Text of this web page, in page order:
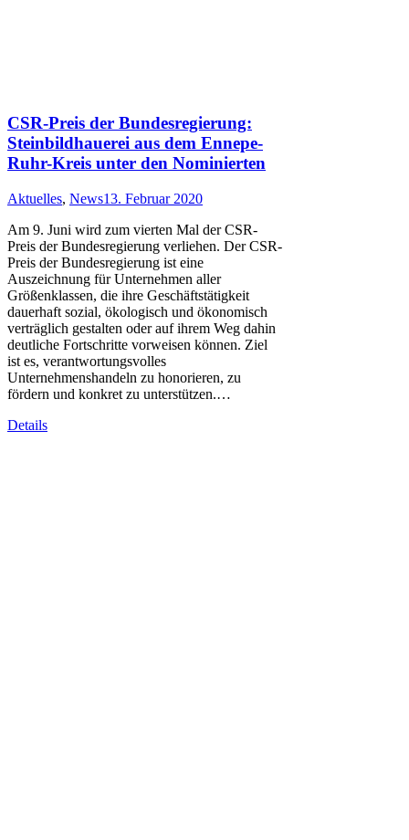
CSR-Preis der Bundesregierung:
Steinbildhauerei aus dem Ennepe-
Ruhr-Kreis unter den Nominierten
Aktuelles, News13. Februar 2020
Am 9. Juni wird zum vierten Mal der CSR-
Preis der Bundesregierung verliehen. Der CSR-
Preis der Bundesregierung ist eine
Auszeichnung für Unternehmen aller
Größenklassen, die ihre Geschäftstätigkeit
dauerhaft sozial, ökologisch und ökonomisch
verträglich gestalten oder auf ihrem Weg dahin
deutliche Fortschritte vorweisen können. Ziel
ist es, verantwortungsvolles
Unternehmenshandeln zu honorieren, zu
fördern und konkret zu unterstützen.…
Details